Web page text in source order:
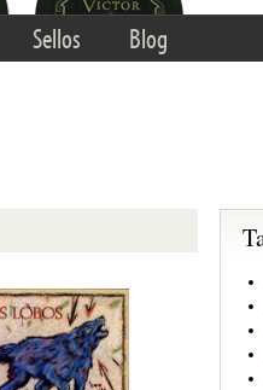
Sellos Blog